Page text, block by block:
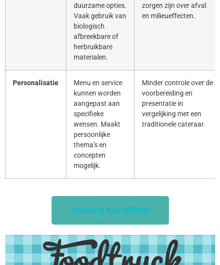
duurzame opties.
Vaak gebruik van
biologisch
afbreekbare of
herbruikbare
materialen.
zorgen zijn over afval
en milieueffecten.
Personalisatie
Menu en service
kunnen worden
aangepast aan
specifieke
wensen. Maakt
persoonlijke
thema’s en
concepten
mogelijk.
Minder controle over de
voorbereiding en
presentatie in
vergelijking met een
traditionele cateraar.
Ontvang een offerte